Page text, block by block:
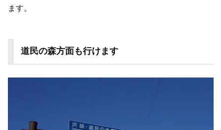
ます。
道民の森方面も行けます